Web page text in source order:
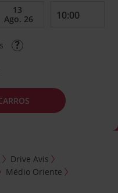
Drive Avis
Médio Oriente